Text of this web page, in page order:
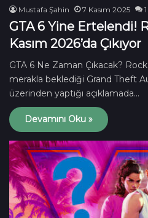
Mustafa Şahin 7 Kasım 2025 1
GTA 6 Yine Ertelendi!
Kasım 2026’da Çıkıyor
GTA 6 Ne Zaman Çıkacak?
merakla beklediği Grand Theft
üzerinden yaptığı açıklamada…
Devamını Oku »